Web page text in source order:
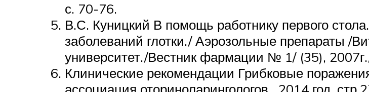
с. 70-76.
В.С. Куницкий В помощь работнику первого
заболеваний глотки./ Аэрозольные препараты /
университет./Вестник фармации № 1/ (35),
Клинические рекомендации Грибковые